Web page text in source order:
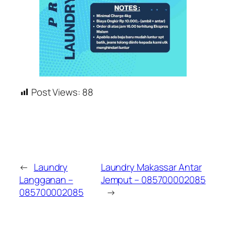
Post Views: 88
← Laundry
Langganan –
085700002085
Laundry Makassar Antar
Jemput – 085700002085
→